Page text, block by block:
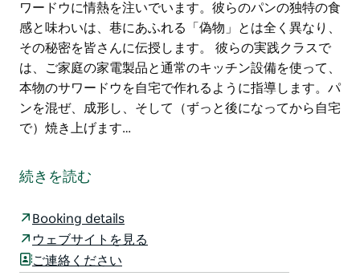
ワードウに情熱を注いでいます。彼らのパンの独特の食
感と味わいは、巷にあふれる「偽物」とは全く異なり、
その秘密を皆さんに伝授します。 彼らの実践クラスで
は、ご家庭の家電製品と通常のキッチン設備を使って、
本物のサワードウを自宅で作れるように指導します。パ
ンを混ぜ、成形し、そして（ずっと後になってから自宅
で）焼き上げます…
ペス・サワードウ・ベーカリーの共同創業者であり、
20年以上の経験を持つマスターベーカリー、スティー
からサワードウの改良に取り組んでおり、何世代にもわ
たる家伝のパン作りの伝統を受け継いでいます。彼の高
祖父であるウィリアム・アーノット（そう、アーノッ
続きを読む
Booking details
ウェブサイトを見る
ご連絡ください